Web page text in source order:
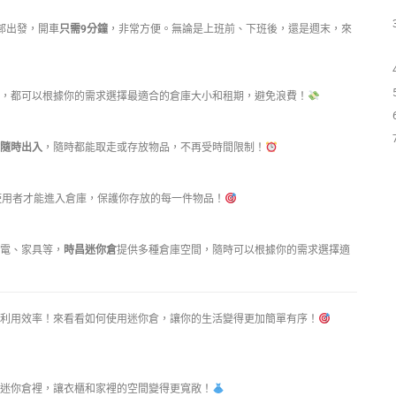
出發，開車只需9分鐘 ，非常方便。無論是上班前、下班後，還是週末，來
都可以根據你的需求選擇最適合的倉庫大小和租期，避免浪費！
時出入 ，隨時都能取走或存放物品，不再受時間限制！
者才能進入倉庫，保護你存放的每一件物品！
、家具等， 時昌迷你倉提供多種倉庫空間，隨時可以根據你的需求選擇適
效率！來看看如何使用迷你倉，讓你的生活變得更加簡單有序！
你倉裡，讓衣櫃和家裡的空間變得更寬敞！